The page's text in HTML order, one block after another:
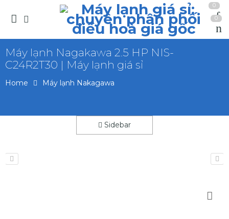
0
0
Máy lạnh Nagakawa 2.5 HP NIS-
C24R2T30 | Máy lạnh giá sỉ
Home Máy lạnh Nakagawa
Sidebar